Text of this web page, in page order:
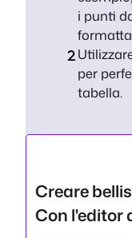
i punti
per
tabella.
Creare
Con l'editor